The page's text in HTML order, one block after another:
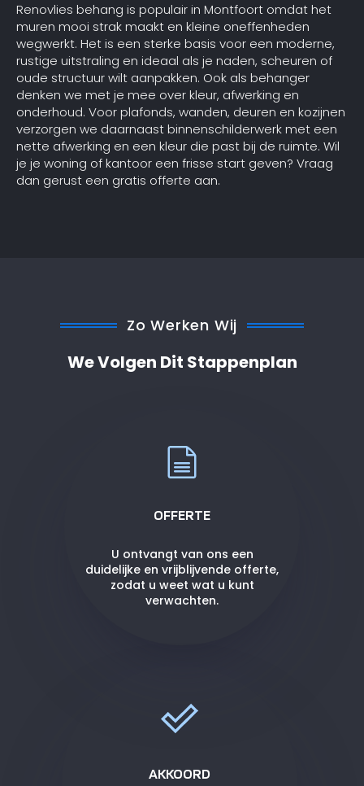
Renovlies behang is populair in Montfoort omdat het
muren mooi strak maakt en kleine oneffenheden
wegwerkt. Het is een sterke basis voor een moderne,
rustige uitstraling en ideaal als je naden, scheuren of
oude structuur wilt aanpakken. Ook als behanger
denken we met je mee over kleur, afwerking en
onderhoud. Voor plafonds, wanden, deuren en kozijnen
verzorgen we daarnaast binnenschilderwerk met een
nette afwerking en een kleur die past bij de ruimte. Wil
je je woning of kantoor een frisse start geven? Vraag
dan gerust een gratis offerte aan.
Zo Werken Wij
We Volgen Dit Stappenplan
OFFERTE
U ontvangt van ons een
duidelijke en vrijblijvende offerte,
zodat u weet wat u kunt
verwachten.
AKKOORD